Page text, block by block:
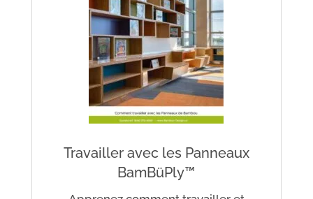
Travailler avec les Panneaux
BamBüPly™